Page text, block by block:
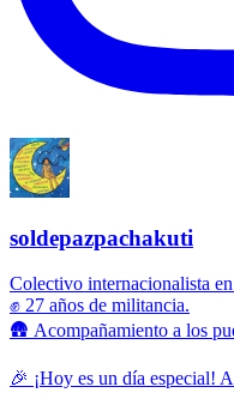
soldepazpachakuti
Colectivo internacionalista
✊ 27 años de militancia.
🛖 Acompañamiento a los
🎉 ¡Hoy es un día especial!